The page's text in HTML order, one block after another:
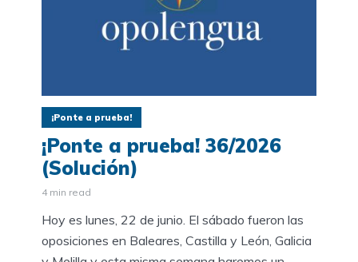
¡Ponte a prueba!
¡Ponte a prueba! 36/2026
(Solución)
4 min read
Hoy es lunes, 22 de junio. El sábado fueron las
oposiciones en Baleares, Castilla y León, Galicia